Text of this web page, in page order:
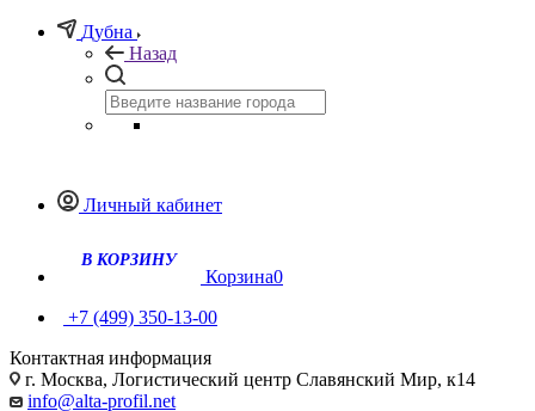
Дубна
Назад
Личный кабинет
В КОРЗИНУ
Корзина0
+7 (499) 350-13-00
Контактная информация
г. Москва, Логистический центр Славянский Мир, к14
info@alta-profil.net